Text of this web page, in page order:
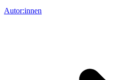
Autor:innen